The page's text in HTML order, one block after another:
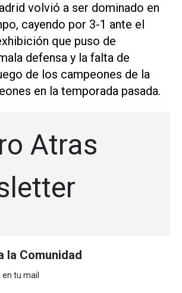
volvió a ser dominado en
cayendo por 3-1 ante el
que puso de
defensa y la falta de
de los campeones de la
en la temporada pasada.